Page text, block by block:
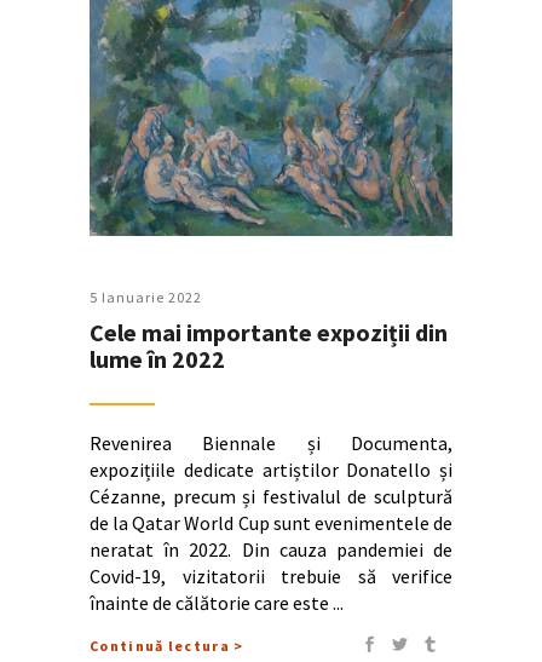
5 Ianuarie 2022
Cele mai importante expoziții din
lume în 2022
Revenirea Biennale și Documenta,
expozițiile dedicate artiștilor Donatello și
Cézanne, precum și festivalul de sculptură
de la Qatar World Cup sunt evenimentele de
neratat în 2022. Din cauza pandemiei de
Covid-19, vizitatorii trebuie să verifice
înainte de călătorie care este
Continuă lectura >